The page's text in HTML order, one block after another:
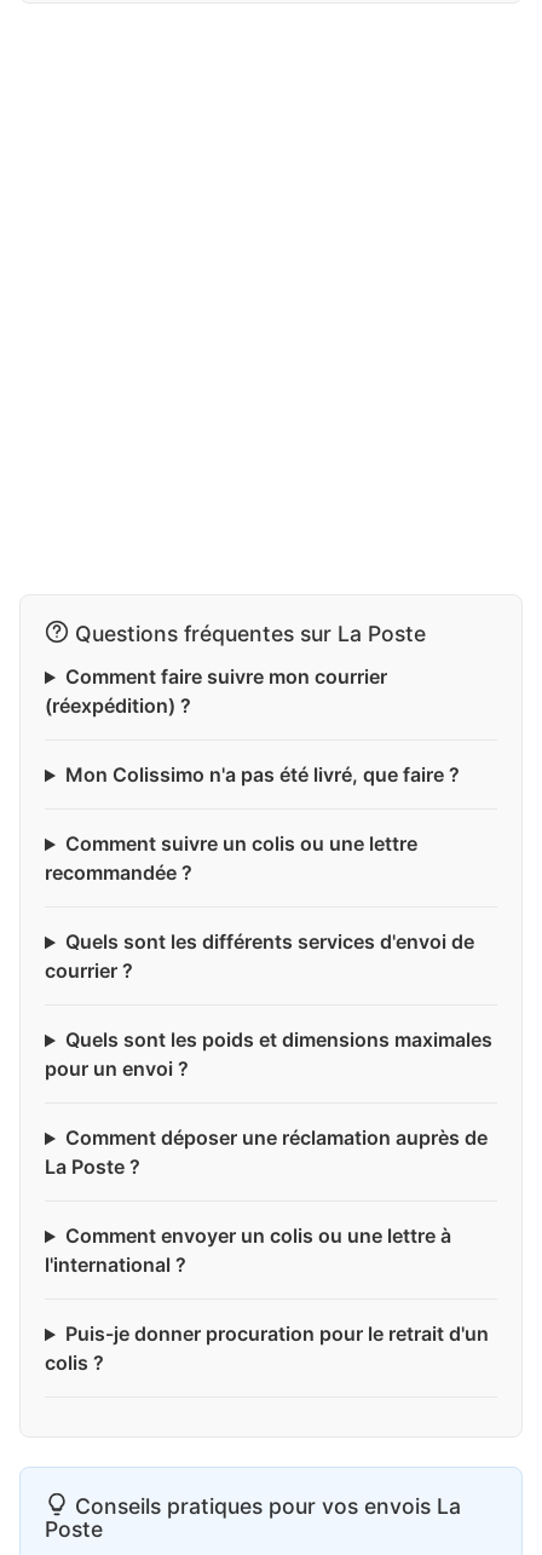
Questions fréquentes sur La Poste
Comment faire suivre mon courrier
(réexpédition) ?
Mon Colissimo n'a pas été livré, que faire ?
Comment suivre un colis ou une lettre
recommandée ?
Quels sont les différents services d'envoi de
courrier ?
Quels sont les poids et dimensions maximales
pour un envoi ?
Comment déposer une réclamation auprès de
La Poste ?
Comment envoyer un colis ou une lettre à
l'international ?
Puis-je donner procuration pour le retrait d'un
colis ?
Conseils pratiques pour vos envois La
Poste